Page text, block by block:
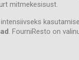
mitmekesisust.
. FourniResto on